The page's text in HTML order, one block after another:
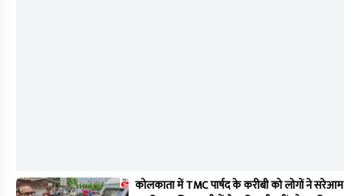
कोलकाता में TMC पार्षद के करीबी को लोगों ने सरेआम